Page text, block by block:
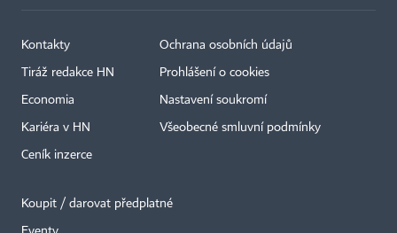
Kontakty
Tiráž redakce HN
Economia
Kariéra v HN
Ceník inzerce
Ochrana osobních údajů
Prohlášení o cookies
Nastavení soukromí
Všeobecné smluvní podmínky
Koupit / darovat předplatné